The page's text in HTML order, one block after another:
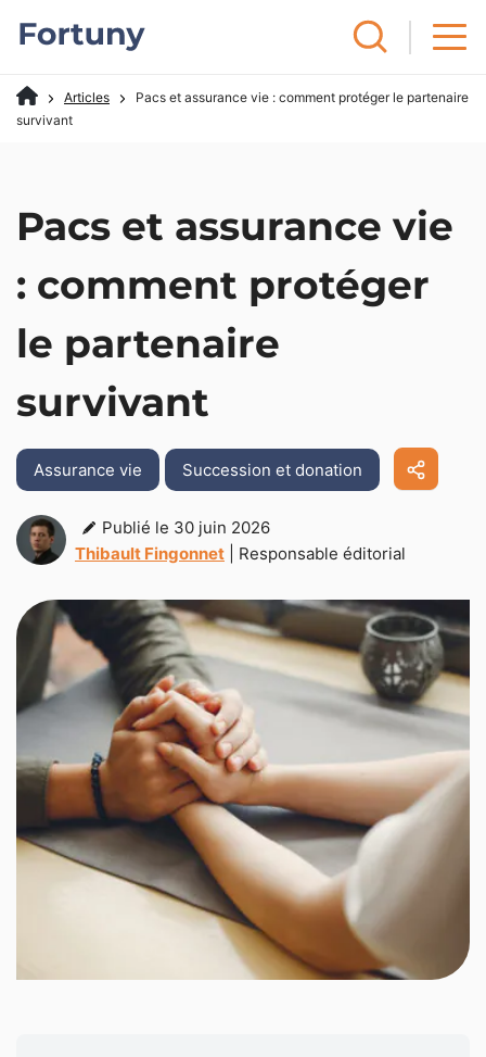
Articles
Pacs et assurance vie : comment protéger le partenaire
survivant
Pacs et assurance vie
: comment protéger
le partenaire
survivant
Assurance vie Succession et donation
Publié le 30 juin 2026
Thibault Fingonnet
| Responsable éditorial